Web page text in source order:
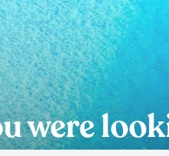
Vito Lo Capo
Porto
Moriani
Ghisonaccia
Ile Rousse
Ajaccio
Calvi
Saint
All
were